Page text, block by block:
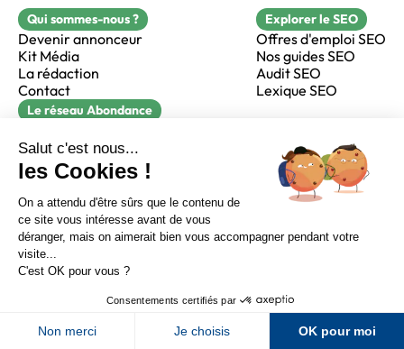
Sur LinkedIn Sur Youtube
Sur X Sur Facebook
Newsletter Abondance
Qui sommes-nous ?
Devenir annonceur
Kit Média
La rédaction
Contact
Explorer le SEO
Offres d'emploi SEO
Nos guides SEO
Audit SEO
Lexique SEO
Le réseau Abondance
Réacteur
alfie formation
CGV
Confidentialité